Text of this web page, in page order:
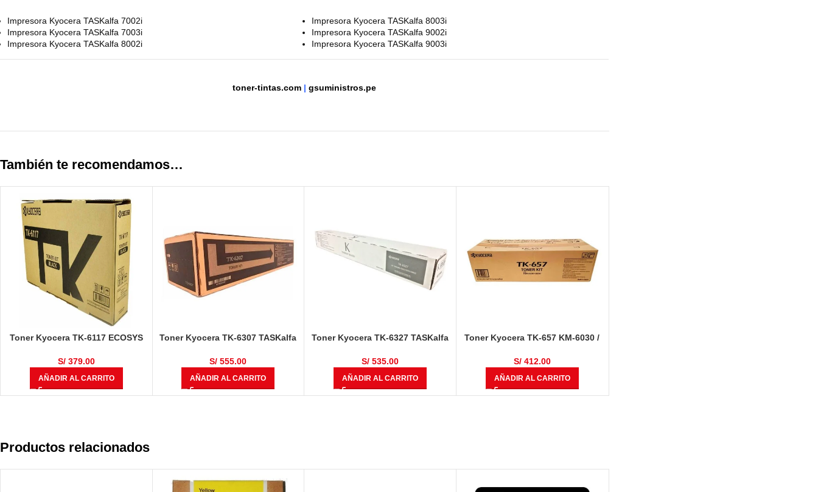
Impresora Kyocera TASKalfa 7002i
Impresora Kyocera TASKalfa 7003i
Impresora Kyocera TASKalfa 8002i
Impresora Kyocera TASKalfa 8003i
Impresora Kyocera TASKalfa 9002i
Impresora Kyocera TASKalfa 9003i
toner-tintas.com | gsuministros.pe
También te recomendamos…
Toner Kyocera TK-6117 ECOSYS
15,000 Páginas
S/379.00
AÑADIR AL CARRITO
Toner Kyocera TK-6307 TASKalfa
/ 5501i Negro 35,000 Páginas
S/ 555.00
AÑADIR AL CARRITO
Toner Kyocera TK-6327 TASKalfa
/ 6003i Negro 35,000 Páginas
S/ 535.00
AÑADIR AL CARRITO
Toner Kyocera TK-657 KM-6030 /
S/412.00
AÑADIR AL CARRITO
Productos relacionados